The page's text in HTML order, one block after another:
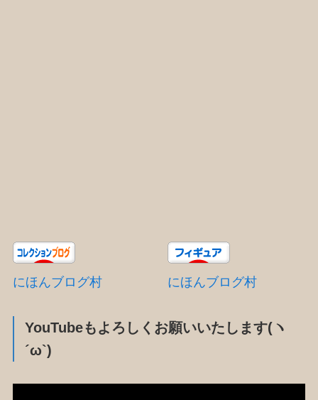
にほんブログ村 にほんブログ村
YouTubeもよろしくお願いいたします(ヽ
´ω`)